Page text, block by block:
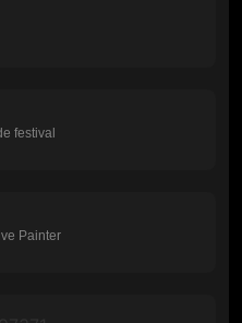
festival
Painter